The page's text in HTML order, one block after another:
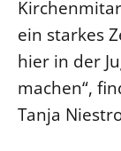
ein starkes
hier in der
machen“,
Tanja